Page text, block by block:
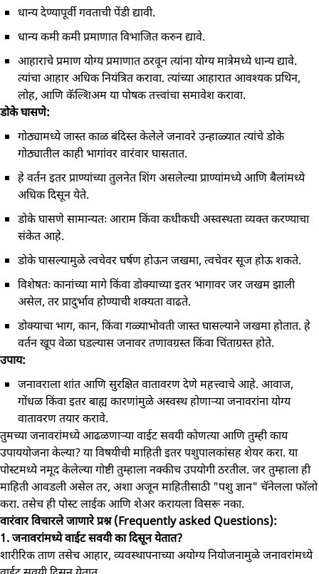
धान्य देण्यापूर्वी गवताची पेंडी द्यावी.
धान्य कमी कमी प्रमाणात विभाजित करुन द्यावे.
आहाराचे प्रमाण योग्य प्रमाणात ठरवून त्यांना योग्य मात्रेमध्ये धान्य द्यावे.
त्यांचा आहार अधिक नियंत्रित करावा. त्यांच्या आहारात आवश्यक प्रथिन,
लोह, आणि कॅल्शिअम या पोषक तत्त्वांचा समावेश करावा.
डोके घासणे:
गोठ्यामध्ये जास्त काळ बंदिस्त केलेले जनावरे उन्हाळ्यात त्यांचे डोके
गोठ्यातील काही भागांवर वारंवार घासतात.
हे वर्तन इतर प्राण्यांच्या तुलनेत शिंग असलेल्या प्राण्यांमध्ये आणि बैलांमध्ये
अधिक दिसून येते.
डोके घासणे सामान्यतः आराम किंवा कधीकधी अस्वस्थता व्यक्त करण्याचा
संकेत आहे.
डोके घासल्यामुळे त्वचेवर घर्षण होऊन जखमा, त्वचेवर सूज होऊ शकते.
विशेषतः कानांच्या मागे किंवा डोक्याच्या इतर भागावर जर जखम झाली
असेल, तर प्रादुर्भाव होण्याची शक्यता वाढते.
डोक्याचा भाग, कान, किंवा गळ्याभोवती जास्त घासल्याने जखमा होतात. हे
वर्तन खूप वेळा घडल्यास जनावर तणावग्रस्त किंवा चिंताग्रस्त होते.
उपाय:
जनावराला शांत आणि सुरक्षित वातावरण देणे महत्त्वाचे आहे. आवाज,
गोंधळ किंवा इतर बाह्य कारणांमुळे अस्वस्थ होणाऱ्या जनावरांना योग्य
वातावरण तयार करावे.
तुमच्या जनावरांमध्ये आढळणाऱ्या वाईट सवयी कोणत्या आणि तुम्ही काय
उपाययोजना केल्या? या विषयीची माहिती इतर पशुपालकांसह शेयर करा. या
पोस्टमध्ये नमूद केलेल्या गोष्टी तुम्हाला नक्कीच उपयोगी ठरतील. जर तुम्हाला ही
माहिती आवडली असेल तर, अशा अजून माहितीसाठी "पशु ज्ञान" चॅनेलला फॉलो
करा. तसेच ही पोस्ट लाईक आणि शेअर करायला विसरू नका.
वारंवार विचारले जाणारे प्रश्न (Frequently asked Questions):
1. जनावरांमध्ये वाईट सवयी का दिसून येतात?
शारीरिक ताण तसेच आहार, व्यवस्थापनाच्या अयोग्य नियोजनामुळे जनावरांमध्ये